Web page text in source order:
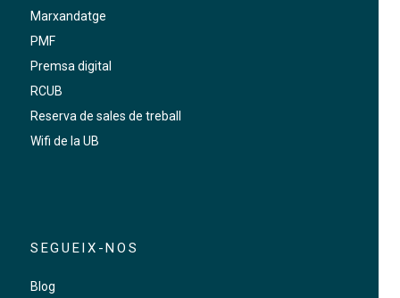
Marxandatge
PMF
Premsa digital
RCUB
Reserva de sales de treball
Wifi de la UB
SEGUEIX-NOS
Blog